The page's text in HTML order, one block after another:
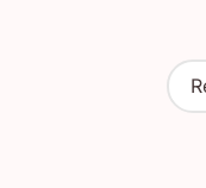
R
e